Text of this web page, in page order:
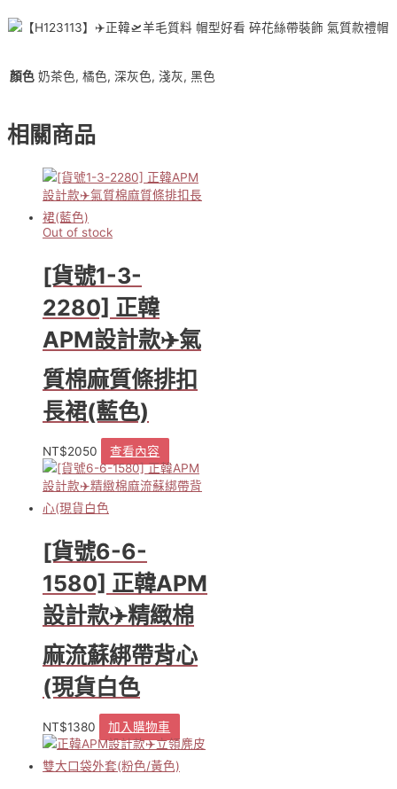
質
帽
顏色 奶茶色, 橘色, 深灰色, 淺灰, 黑色
相關商品
Out of stock
[貨號1-3-
2280] 正韓
APM設計款✈️氣
質棉麻質條排扣
長裙(藍色)
NT$2050 查看內容
[貨號6-6-
1580] 正韓APM
設計款✈️精緻棉
麻流蘇綁帶背心
(現貨白色
NT$1380 加入購物車